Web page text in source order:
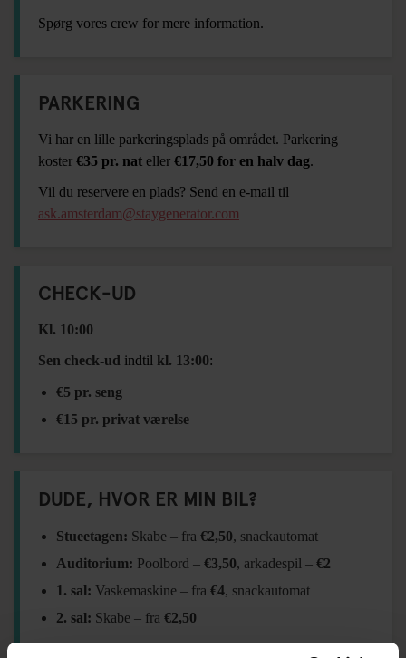
Spørg vores crew for mere information.
PARKERING
Vi har en lille parkeringsplads på området. Parkering
koster €35 pr. nat eller €17,50 for en halv dag.
Vil du reservere en plads? Send en e-mail til
ask.amsterdam@staygenerator.com
CHECK-UD
Kl. 10:00
Sen check-ud indtil kl. 13:00:
€5 pr. seng
€15 pr. privat værelse
DUDE, HVOR ER MIN BIL?
Stueetagen: Skabe – fra €2,50, snackautomat
Auditorium: Poolbord – €3,50, arkadespil – €2
1. sal: Vaskemaskine – fra €4, snackautomat
2. sal: Skabe – fra €2,50